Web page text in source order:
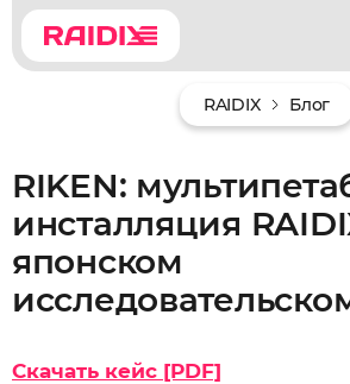
RAIDIX Блог
RIKEN:
инсталляция
японском
Скачать кейс [PDF]